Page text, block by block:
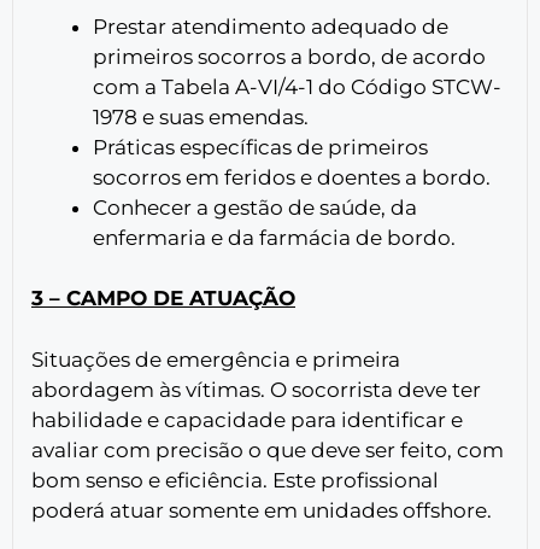
Prestar atendimento adequado de
primeiros socorros a bordo, de acordo
com a Tabela A-VI/4-1 do Código STCW-
1978 e suas emendas.
Práticas específicas de primeiros
socorros em feridos e doentes a bordo.
Conhecer a gestão de saúde, da
enfermaria e da farmácia de bordo.
3 – CAMPO DE ATUAÇÃO
Situações de emergência e primeira
abordagem às vítimas. O socorrista deve ter
habilidade e capacidade para identificar e
avaliar com precisão o que deve ser feito, com
bom senso e eficiência. Este profissional
poderá atuar somente em unidades offshore.